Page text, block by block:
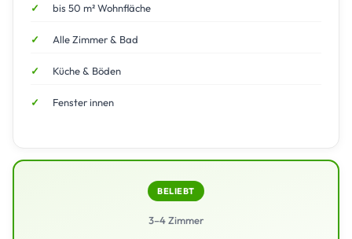
bis 50 m² Wohnfläche
Alle Zimmer & Bad
Küche & Böden
Fenster innen
BELIEBT
3–4 Zimmer